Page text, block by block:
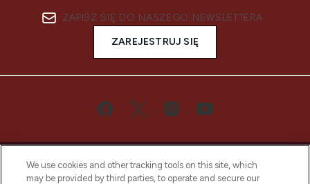
ZAPISZ SIĘ DO NASZEGO NEWSLETTERA
ZAREJESTRUJ SIĘ
We use cookies and other tracking tools on this site, which
may be provided by third parties, to operate and secure our